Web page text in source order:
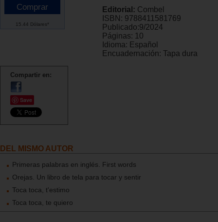
15.44 Dólares*
Compartir en:
Save
Editorial: Combel
ISBN: 9788411581769
Publicado:9/2024
Páginas: 10
Idioma: Español
Encuadernación: Tapa dura
DEL MISMO AUTOR
Primeras palabras en inglés. First words
Orejas. Un libro de tela para tocar y sentir
Toca toca, t'estimo
Toca toca, te quiero